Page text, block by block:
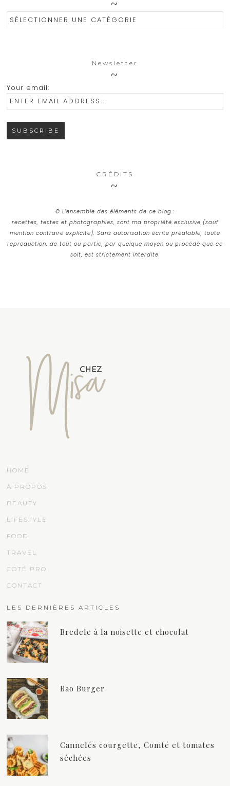
Catégories
Newsletter
Your email:
CRÉDITS
© L’ensemble des éléments de ce blog :
recettes, textes et photographies, sont ma propriété exclusive (sauf
mention contraire explicite). Sans autorisation écrite préalable, toute
reproduction, de tout ou partie, par quelque moyen ou procédé que ce
soit, est strictement interdite.
HOME
À PROPOS
BEAUTY
LIFESTYLE
FOOD
TRAVEL
COTÉ PRO
CONTACT
LES DERNIÈRES ARTICLES
Bredele à la noisette et chocolat
Bao Burger
Cannelés courgette, Comté et tomates
séchées